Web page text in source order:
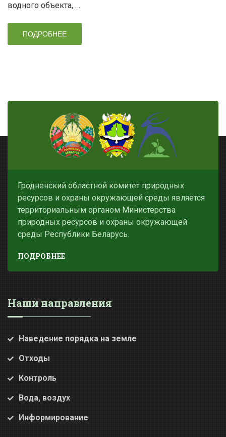
водного объекта, …
ПОДРОБНЕЕ
Гродненский областной комитет природных
ресурсов и охраны окружающей среды является
территориальным органом Министерства
природных ресурсов и охраны окружающей
среды Республики Беларусь.
ПОДРОБНЕЕ
Наши направления
Наведение порядка на земле
Отходы
Контроль
Вода, воздух
Информирование